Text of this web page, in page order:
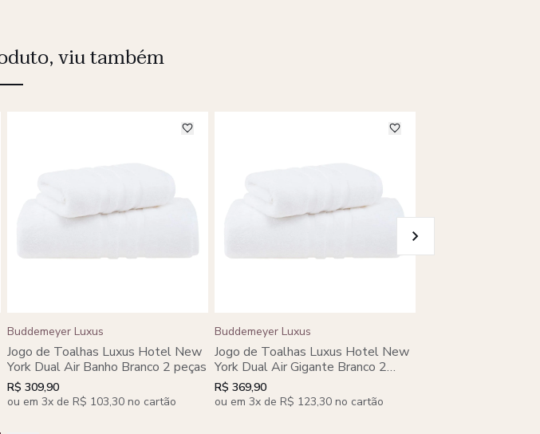
viu também
Buddemeyer Luxus
Jogo de Toalhas Luxus Hotel New
York Dual Air Banho Branco 2 peças
R$ 309,90
ou em 3x de R$ 103,30 no cartão
Buddemeyer Luxus
Jogo de Toalhas Luxus Hotel New
York Dual Air Gigante Branco 2
peças
R$ 369,90
ou em 3x de R$ 123,30 no cartão